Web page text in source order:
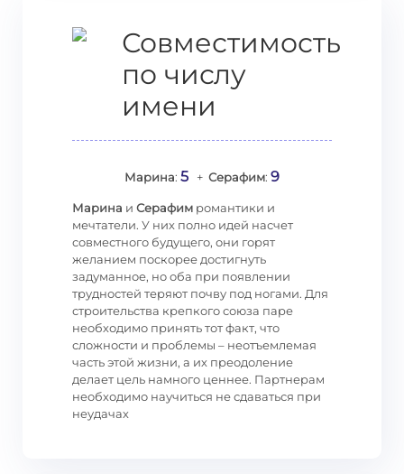
Совместимость
по числу
имени
Марина: 5 + Серафим: 9
Марина и Серафим романтики и
мечтатели. У них полно идей насчет
совместного будущего, они горят
желанием поскорее достигнуть
задуманное, но оба при появлении
трудностей теряют почву под ногами. Для
строительства крепкого союза паре
необходимо принять тот факт, что
сложности и проблемы – неотъемлемая
часть этой жизни, а их преодоление
делает цель намного ценнее. Партнерам
необходимо научиться не сдаваться при
неудачах